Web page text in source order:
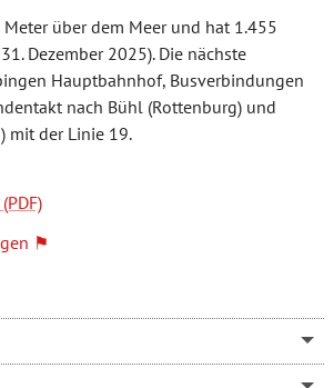
über dem Meer und hat 1.455
Dezember 2025). Die nächste
Hauptbahnhof, Busverbindungen
nach Bühl (Rottenburg) und
mit der Linie 19.